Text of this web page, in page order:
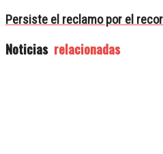
Persiste el reclamo por el
Noticias relacionadas